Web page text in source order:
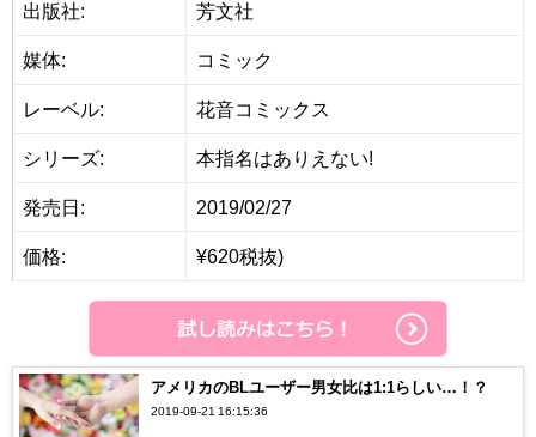
出版社: 芳文社
媒体: コミック
レーベル: 花音コミックス
シリーズ: 本指名はありえない!
発売日: 2019/02/27
価格: ¥620税抜)
アメリカのBLユーザー男女比は1:1らしい…！？
2019-09-21 16:15:36